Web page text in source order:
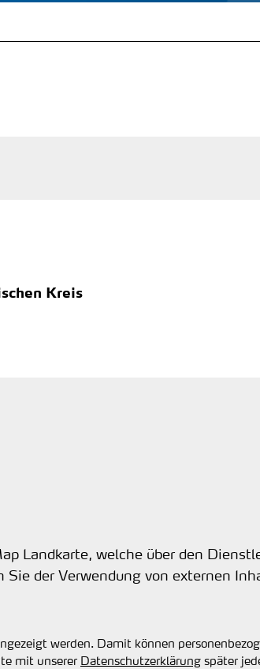
Kreis
Landkarte, welche über den
der Verwendung von externen
werden. Damit können
mit unserer Datenschutzerklärung später